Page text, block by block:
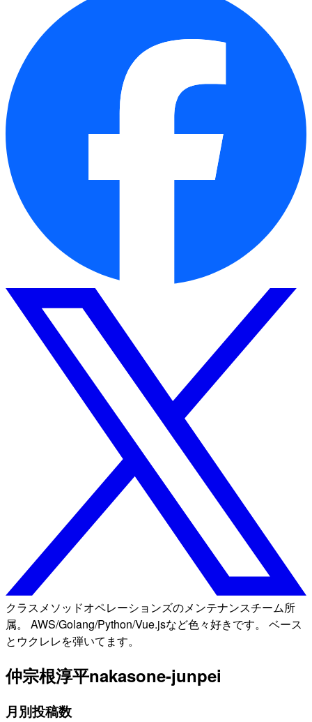
クラスメソッドオペレーションズのメンテナンスチーム所
属。 AWS/Golang/Python/Vue.jsなど色々好きです。 ベース
とウクレレを弾いてます。
仲宗根淳平nakasone-junpei
月別投稿数